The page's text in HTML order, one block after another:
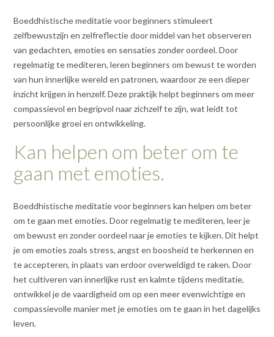
Boeddhistische meditatie voor beginners stimuleert
zelfbewustzijn en zelfreflectie door middel van het observeren
van gedachten, emoties en sensaties zonder oordeel. Door
regelmatig te mediteren, leren beginners om bewust te worden
van hun innerlijke wereld en patronen, waardoor ze een dieper
inzicht krijgen in henzelf. Deze praktijk helpt beginners om meer
compassievol en begripvol naar zichzelf te zijn, wat leidt tot
persoonlijke groei en ontwikkeling.
Kan helpen om beter om te
gaan met emoties.
Boeddhistische meditatie voor beginners kan helpen om beter
om te gaan met emoties. Door regelmatig te mediteren, leer je
om bewust en zonder oordeel naar je emoties te kijken. Dit helpt
je om emoties zoals stress, angst en boosheid te herkennen en
te accepteren, in plaats van erdoor overweldigd te raken. Door
het cultiveren van innerlijke rust en kalmte tijdens meditatie,
ontwikkel je de vaardigheid om op een meer evenwichtige en
compassievolle manier met je emoties om te gaan in het dagelijks
leven.